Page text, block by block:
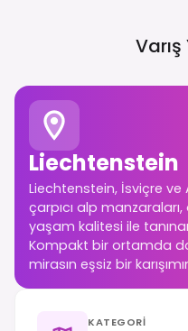
Liechtenstein
Liechtenstein, İsviçre
çarpıcı alp
yaşam kalitesi ile
Kompakt bir ortamda
mirasın eşsiz bir
KATEGORI